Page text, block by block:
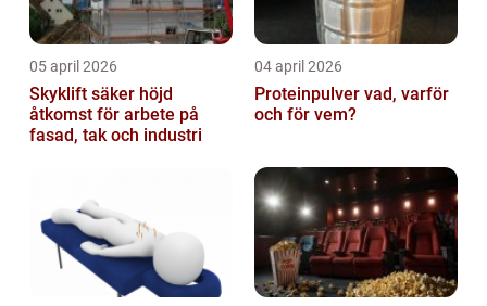
05 april 2026
Skyklift säker höjd
åtkomst för arbete på
fasad, tak och industri
04 april 2026
Proteinpulver vad, varför
och för vem?